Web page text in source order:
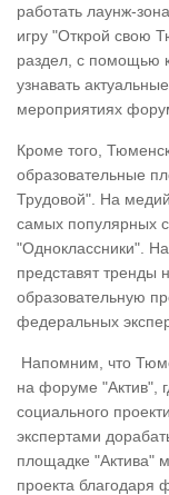
работать лаунж-
игру "Открой свою
раздел, с помощью
узнавать
мероприятиях
Кроме того,
образовательные
Трудовой". На
самых популярных
"Одноклассники".
представят тренды
образовательную
федеральных
Напомним, что
на форуме "Актив",
социального
экспертами
площадке "Актива"
проекта благодаря